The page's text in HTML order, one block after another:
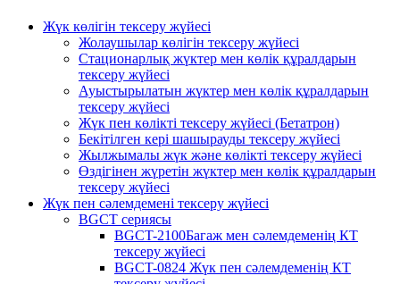
Жүк көлігін тексеру жүйесі
Жолаушылар көлігін тексеру жүйесі
Стационарлық жүктер мен көлік құралдарын
тексеру жүйесі
Ауыстырылатын жүктер мен көлік құралдарын
тексеру жүйесі
Жүк пен көлікті тексеру жүйесі (Бетатрон)
Бекітілген кері шашырауды тексеру жүйесі
Жылжымалы жүк және көлікті тексеру жүйесі
Өздігінен жүретін жүктер мен көлік құралдарын
тексеру жүйесі
Жүк пен сәлемдемені тексеру жүйесі
BGCT сериясы
BGCT-2100Багаж мен сәлемдеменің КТ
тексеру жүйесі
BGCT-0824 Жүк пен сәлемдеменің КТ